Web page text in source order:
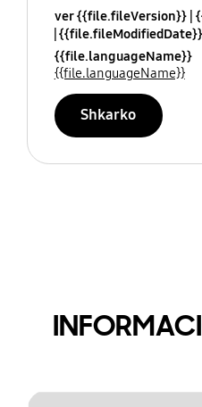
ver {{file.fileVersion}}
{{file.fileModifiedDate}}
{{file.languageName}}
{{file.languageName}}
Shkarko